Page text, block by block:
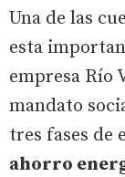
Una de las
esta
empresa Río
mandato
tres fases de
ahorro